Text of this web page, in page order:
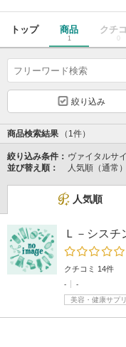
トップ 商品
1
クチ
0
絞り込み
商品検索結果 （1件）
絞り込み条件： ヴァイタルサ
並び替え順：
人気順（通常）
人気順
Ｌ－シスチ
クチコミ 14件
-
-
美容・健康サプ